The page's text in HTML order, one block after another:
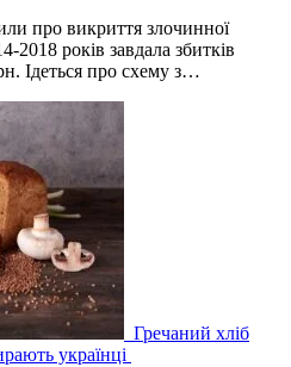
про викриття злочинної
2018 років завдала збитків
Ідеться про схему з…
Гречаний хліб
українці